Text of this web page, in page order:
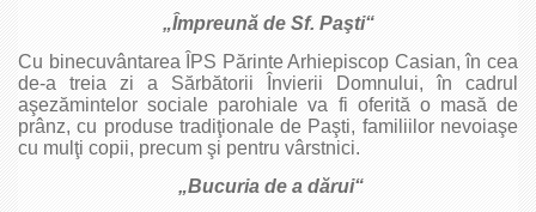
„Împreună de Sf. Paşti“
Cu binecuvântarea ÎPS Părinte Arhiepiscop Casian, în cea
de‑a treia zi a Sărbătorii Învierii Domnului, în cadrul
aşezămintelor sociale parohiale va fi oferită o masă de
prânz, cu produse tradiţionale de Paşti, familiilor nevoiaşe
cu mulţi copii, precum şi pentru vârstnici.
„Bucuria de a dărui“